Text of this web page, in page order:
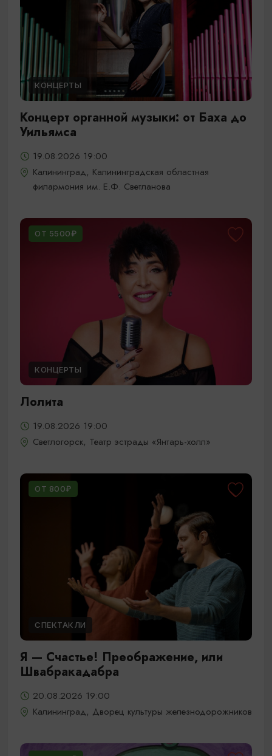
КОНЦЕРТЫ
Концерт органной музыки: от Баха до
Уильямса
19.08.2026 19:00
Калининград, Калининградская областная
филармония им. Е.Ф. Светланова
ОТ 5500₽
КОНЦЕРТЫ
Лолита
19.08.2026 19:00
Светлогорск, Театр эстрады «Янтарь-холл»
ОТ 800₽
СПЕКТАКЛИ
Я — Счастье! Преображение, или
Швабракадабра
20.08.2026 19:00
Калининград, Дворец культуры железнодорожников